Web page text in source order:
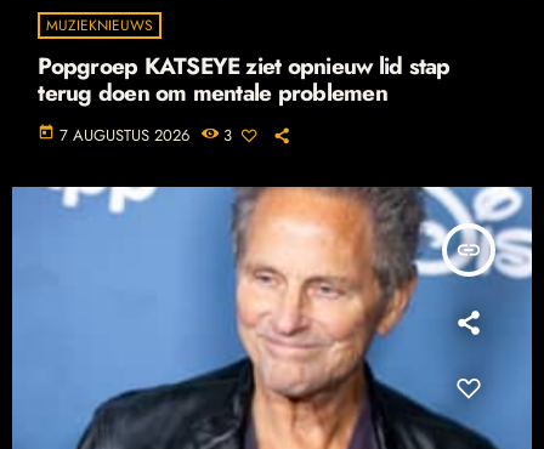
MUZIEKNIEUWS
Popgroep KATSEYE ziet opnieuw lid stap
terug doen om mentale problemen
today 7 AUGUSTUS 2026 3
insert_link